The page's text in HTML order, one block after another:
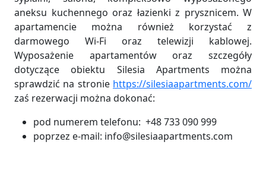
aneksu kuchennego oraz łazienki z prysznicem. W
apartamencie można również korzystać z
darmowego Wi-Fi oraz telewizji kablowej.
Wyposażenie apartamentów oraz szczegóły
dotyczące obiektu Silesia Apartments można
sprawdzić na stronie https://silesiaapartments.com/
zaś rezerwacji można dokonać:
pod numerem telefonu: +48 733 090 999
poprzez e-mail: info@silesiaapartments.com